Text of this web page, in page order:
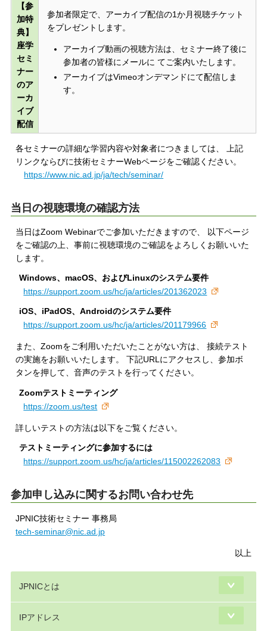
【参
加特
典】
座学
セミ
ナー
のア
ーカ
イブ
配信
参加者限定で、アーカイブ配信の1か月視聴チケット
をプレゼントします。
アーカイブ動画の視聴方法は、セミナー終了後に
参加者の皆様にメールに てご案内いたします。
アーカイブはVimeoオンデマンドにて配信しま
す。
各セミナーの詳細な学習内容や対象者につきましては、 上記
リンクならびに技術セミナーWebページをご確認ください。
https://www.nic.ad.jp/ja/tech/seminar/
当日の視聴環境の確認方法
当日はZoom Webinarでご参加いただきますので、 以下ページ
をご確認の上、事前に視聴環境のご確認をよろしくお願いいた
します。
Windows、macOS、およびLinuxのシステム要件
https://support.zoom.us/hc/ja/articles/201362023
iOS、iPadOS、Androidのシステム要件
https://support.zoom.us/hc/ja/articles/201179966
また、Zoomをご利用いただいたことがない方は、 接続テスト
の実施をお願いいたします。 下記URLにアクセスし、参加ボ
タンを押して、音声のテストを行ってください。
Zoomテストミーティング
https://zoom.us/test
詳しいテストの方法は以下をご覧ください。
テストミーティングに参加するには
https://support.zoom.us/hc/ja/articles/115002262083
参加申し込みに関するお問い合わせ先
JPNIC技術セミナー 事務局
tech-seminar@nic.ad.jp
以上
JPNICとは
IPアドレス